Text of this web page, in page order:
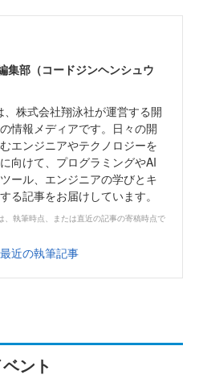
集部（コードジンヘンシュウ
株式会社翔泳社が運営する開
情報メディアです。日々の開
エンジニアやテクノロジーを
向けて、プログラミングやAI
ール、エンジニアの学びとキ
る記事をお届けしています。
、執筆時点、または直近の記事の寄稿時点で
近の執筆記事
ント